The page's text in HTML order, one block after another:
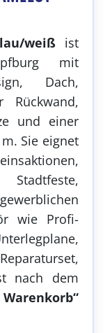
weiß ist
mit
Dach,
und einer
Sie eignet
wie Profi-
nach dem